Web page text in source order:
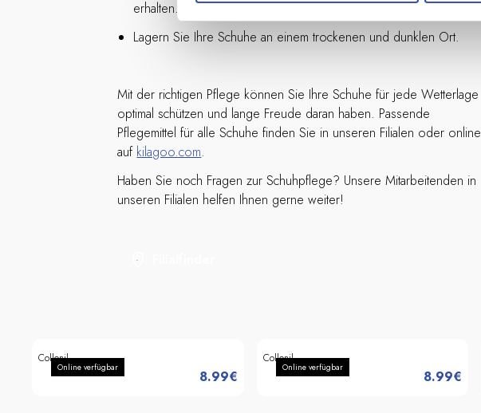
erhalten.
Lagern Sie Ihre Schuhe an einem trockenen und dunklen Ort.
Mit der richtigen Pflege können Sie Ihre Schuhe für jede Wetterlage
optimal schützen und lange Freude daran haben. Passende
Pflegemittel für alle Schuhe finden Sie in unseren Filialen oder online
auf kilagoo.com.
Haben Sie noch Fragen zur Schuhpflege? Unsere Mitarbeitenden in
unseren Filialen helfen Ihnen gerne weiter!
Online verfügbar
Collonil
8.99€
Online verfügbar
Collonil
8.99€